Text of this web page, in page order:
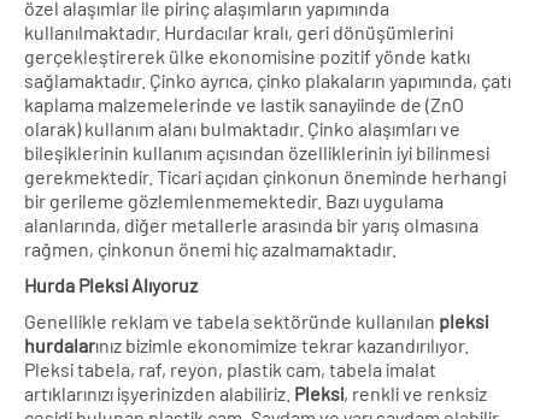
özel alaşımlar ile pirinç alaşımların yapımında
kullanılmaktadır. Hurdacılar kralı, geri dönüşümlerini
gerçekleştirerek ülke ekonomisine pozitif yönde katkı
sağlamaktadır. Çinko ayrıca, çinko plakaların yapımında, çatı
kaplama malzemelerinde ve lastik sanayiinde de (ZnO
olarak) kullanım alanı bulmaktadır. Çinko alaşımları ve
bileşiklerinin kullanım açısından özelliklerinin iyi bilinmesi
gerekmektedir. Ticari açıdan çinkonun öneminde herhangi
bir gerileme gözlemlenmemektedir. Bazı uygulama
alanlarında, diğer metallerle arasında bir yarış olmasına
rağmen, çinkonun önemi hiç azalmamaktadır.
Hurda Pleksi Alıyoruz
Genellikle reklam ve tabela sektöründe kullanılan pleksi
hurdalarınız bizimle ekonomimize tekrar kazandırılıyor.
Pleksi tabela, raf, reyon, plastik cam, tabela imalat
artıklarınızı işyerinizden alabiliriz. Pleksi, renkli ve renksiz